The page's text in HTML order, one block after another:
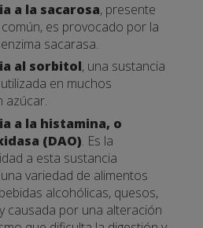
a la sacarosa, presente
es provocado por la
sacarasa.
al sorbitol, una sustancia
en muchos
azúcar.
a la histamina, o
(DAO). Es la
a esta sustancia
variedad de alimentos
alcohólicas, quesos,
causada por una alteración